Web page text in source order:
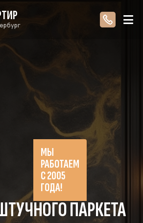
ПАРКЕТА
МЫ
РАБОТАЕМ
С 2005
ГОДА!